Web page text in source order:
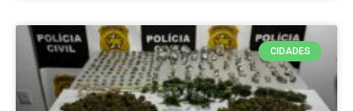
CIDADES